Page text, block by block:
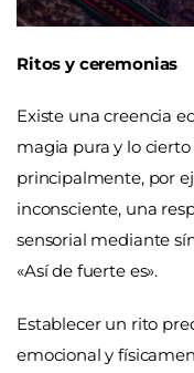
Ritos y ceremonias
Existe una creencia
magia pura y lo
principalmente, por
inconsciente, una
sensorial mediante
«Así de fuerte es».
Establecer un rito
emocional y